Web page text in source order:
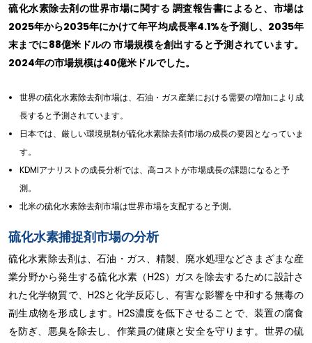
硫化水素除去剤の世界市場に関する 調査報告書によると、市場は
2025年から2035年にかけて年平均成長率4.1%を予測し、2035年
末までに88億米ドルの 市場規模を創出すると予測されています。
2024年の市場規模は40億米ドルでした。
世界の硫化水素除去剤市場は、石油・ガス産業における需要の増加により成
長すると予測されています。
日本では、厳しい環境規制が硫化水素除去剤市場の成長の要因となっていま
す。
KDMIアナリストの成長分析では、高コストが市場成長の課題になると予
測。
北米の硫化水素除去剤市場は世界市場を支配すると予測。
硫化水素捕捉剤市場の分析
硫化水素除去剤は、石油・ガス、精製、廃水処理などさまざまな産
業分野から発生する硫化水素（H2S）ガスを除去するために設計さ
れた化学物質で、H2Sと化学反応し、有害な影響を中和する無毒の
副生成物を形成します。H2S濃度を低下させることで、装置の腐食
を防ぎ、悪臭を除去し、作業員の健康と安全を守ります。世界の硫